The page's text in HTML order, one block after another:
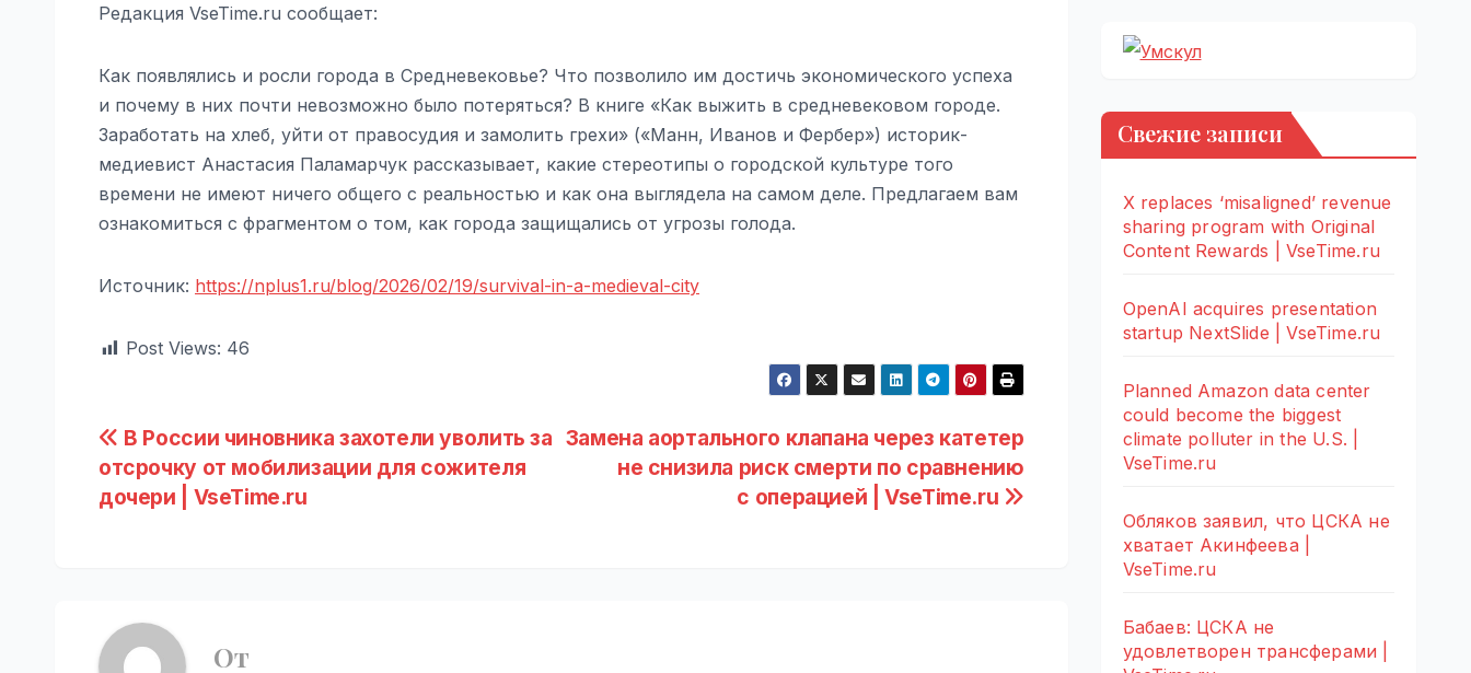
Редакция VseTime.ru сообщает:
Как появлялись и росли города в Средневековье? Что позволило им достичь экономического успеха
и почему в них почти невозможно было потеряться? В книге «Как выжить в средневековом городе.
Заработать на хлеб, уйти от правосудия и замолить грехи» («Манн, Иванов и Фербер») историк-
медиевист Анастасия Паламарчук рассказывает, какие стереотипы о городской культуре того
времени не имеют ничего общего с реальностью и как она выглядела на самом деле. Предлагаем вам
ознакомиться с фрагментом о том, как города защищались от угрозы голода.
Источник: https://nplus1.ru/blog/2026/02/19/survival-in-a-medieval-city
Post Views: 46
Навигация
по
Замена аортального клапана через катетер
не снизила риск смерти по сравнению
с операцией | VseTime.ru
В России чиновника захотели уволить за
отсрочку от мобилизации для сожителя
дочери | VseTime.ru
От
Свежие записи
X replaces ‘misaligned’ revenue
sharing program with Original
Content Rewards | VseTime.ru
OpenAI acquires presentation
startup NextSlide | VseTime.ru
Planned Amazon data center
could become the biggest
climate polluter in the U.S. |
VseTime.ru
Обляков заявил, что ЦСКА не
хватает Акинфеева |
VseTime.ru
Бабаев: ЦСКА не
удовлетворен трансферами |